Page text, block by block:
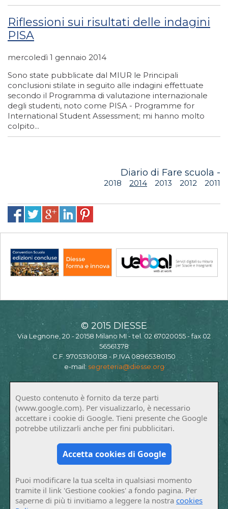
Riflessioni sui risultati delle indagini
PISA
mercoledì 1 gennaio 2014
Sono state pubblicate dal MIUR le Principali
conclusioni stilate in seguito alle indagini effettuate
secondo il Programma di valutazione internazionale
degli studenti, noto come PISA - Programme for
International Student Assessment; mi hanno molto
colpito...
Diario di Fare scuola -
2018 2014 2013 2012 2011
© 2015 DIESSE
Via Legnone, 20 - 20158 Milano MI - tel. 02 67020055 - fax 02
56561378
C.F. 97053100158 - P.IVA 08965380150
e-mail: segreteria@diesse.org
Questo contenuto è fornito da terze parti
(www.google.com). Per visualizzarlo, è necessario
accettare i cookie di Google. Tieni presente che Google
potrebbe utilizzarli anche per fini pubblicitari.
Accetta cookies di Google
Puoi modificare la tua scelta in qualsiasi momento
tramite il link 'Gestione cookies' a fondo pagina. Per
saperne di più ti invitiamo a leggere la nostracookies